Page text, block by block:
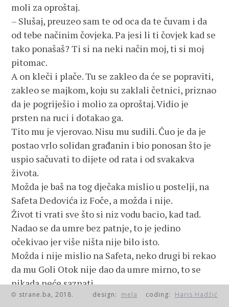
moli za oproštaj.
– Slušaj, preuzeo sam te od oca da te čuvam i da
od tebe načinim čovjeka. Pa jesi li ti čovjek kad se
tako ponašaš? Ti si na neki način moj, ti si moj
pitomac.
A on kleči i plače. Tu se zakleo da će se popraviti,
zakleo se majkom, koju su zaklali četnici, priznao
da je pogriješio i molio za oproštaj. Vidio je
prsten na ruci i dotakao ga.
Tito mu je vjerovao. Nisu mu sudili. Čuo je da je
postao vrlo solidan građanin i bio ponosan što je
uspio sačuvati to dijete od rata i od svakakva
života.
Možda je baš na tog dječaka mislio u postelji, na
Safeta Dedovića iz Foče, a možda i nije.
Život ti vrati sve što si niz vodu bacio, kad tad.
Nadao se da umre bez patnje, to je jedino
očekivao jer više ništa nije bilo isto.
Možda i nije mislio na Safeta, neko drugi bi rekao
da mu Goli Otok nije dao da umre mirno, to se
nikada neće saznati.
Ima puno ljudi koji su ljuti na njega, koji ga ne
© strane.ba, 2018. design: mela coding: Haris Hadžić